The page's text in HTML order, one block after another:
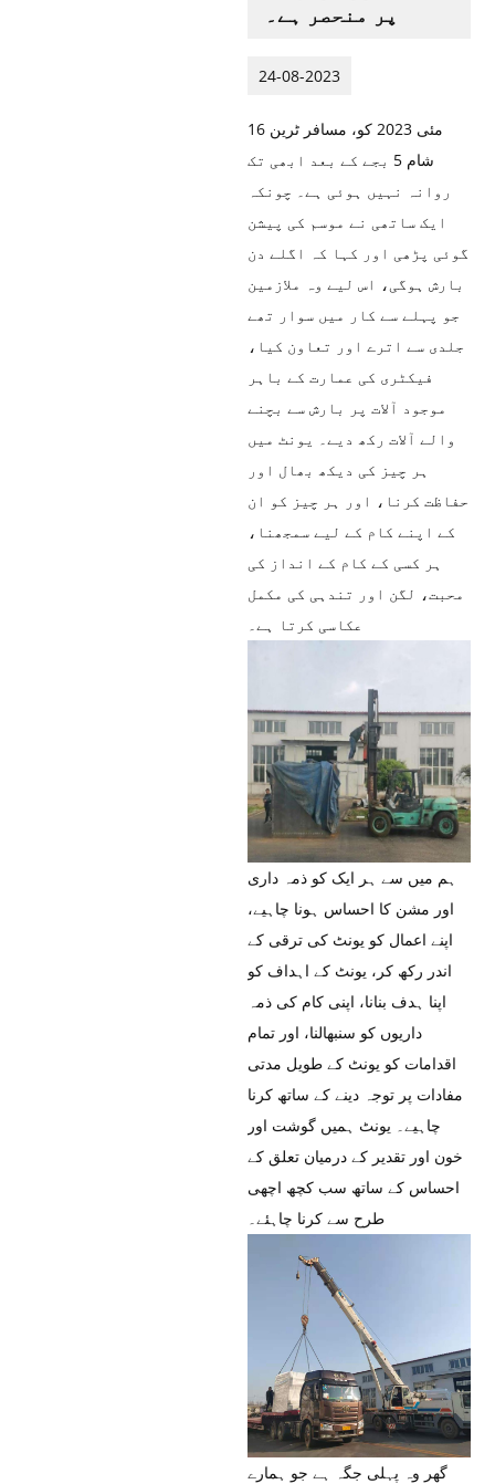
پر منحصر ہے۔
24-08-2023
16 مئی 2023 کو، مسافر ٹرین
شام 5 بجے کے بعد ابھی تک
روانہ نہیں ہوئی ہے۔ چونکہ
ایک ساتھی نے موسم کی پیشن
گوئی پڑھی اور کہا کہ اگلے دن
بارش ہوگی، اس لیے وہ ملازمین
جو پہلے سے کار میں سوار تھے
جلدی سے اترے اور تعاون کیا،
فیکٹری کی عمارت کے باہر
موجود آلات پر بارش سے بچنے
والے آلات رکھ دیے۔ یونٹ میں
ہر چیز کی دیکھ بھال اور
حفاظت کرنا، اور ہر چیز کو ان
کے اپنے کام کے لیے سمجھنا،
ہر کسی کے کام کے انداز کی
محبت، لگن اور تندہی کی مکمل
عکاسی کرتا ہے۔
ہم میں سے ہر ایک کو ذمہ داری
اور مشن کا احساس ہونا چاہیے،
اپنے اعمال کو یونٹ کی ترقی کے
اندر رکھ کر، یونٹ کے اہداف کو
اپنا ہدف بنانا، اپنی کام کی ذمہ
داریوں کو سنبھالنا، اور تمام
اقدامات کو یونٹ کے طویل مدتی
مفادات پر توجہ دینے کے ساتھ کرنا
چاہیے۔ یونٹ ہمیں گوشت اور
خون اور تقدیر کے درمیان تعلق کے
احساس کے ساتھ سب کچھ اچھی
طرح سے کرنا چاہئے۔
گھر وہ پہلی جگہ ہے جو ہمارے